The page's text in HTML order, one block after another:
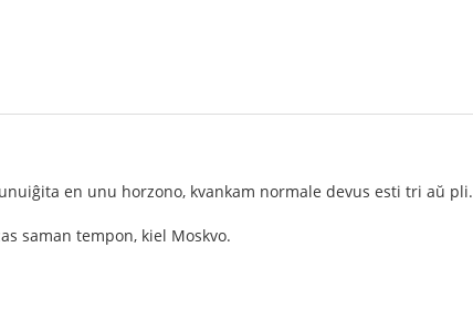
en unu horzono, kvankam normale devus esti tri aŭ pli.
saman tempon, kiel Moskvo.